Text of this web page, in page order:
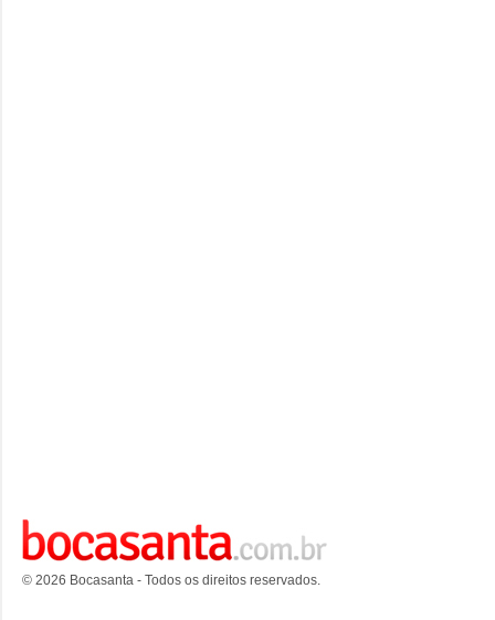
© 2026 Bocasanta - Todos os direitos reservados.